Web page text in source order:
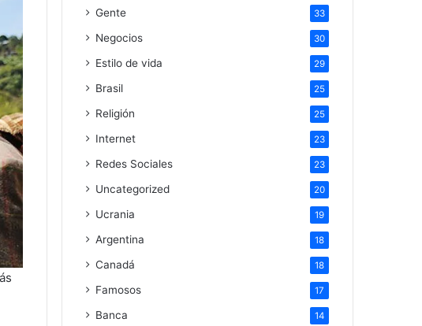
Gente 33
Negocios 30
Estilo de vida 29
Brasil 25
Religión 25
Internet 23
Redes Sociales 23
Uncategorized 20
Ucrania 19
Argentina 18
Canadá 18
Famosos 17
Banca 14